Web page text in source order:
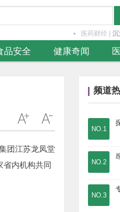
医药财经
沉
疾病要闻
流
健康奇闻|
医疗资讯|塞
疾病要闻
医疗资讯|
食品安全|
医疗资讯
医疗资讯
|
品安全 健康奇闻
团江苏龙凤堂
内机构共同
频道
NO.1
NO.2
NO.3